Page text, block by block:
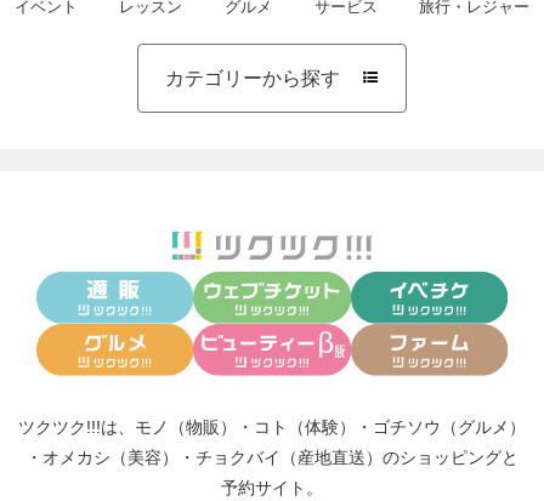
イベント レッスン グルメ サービス 旅行・レジャー
カテゴリーから探す 
ツクツク!!!は、 モノ（物販） ・ コト（体験） ・ ゴチソウ（グルメ）
・ オメカシ（美容） ・ チョクバイ（産地直送） のショッピングと
予約サイト。